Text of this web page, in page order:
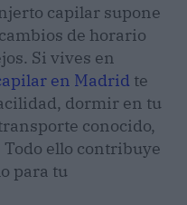
capilar supone
de horario
Si vives en
en Madrid te
dormir en tu
conocido,
ello contribuye
para tu